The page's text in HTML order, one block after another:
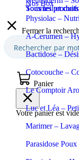
Sommeil et
Tous les
Tous les
Physiolac –
A-Cerumen –
Bactidose –
Cotocouche –
Le Comptoir
Luc et Léa –
Marimer –
Parasidose
Nos Box
Fermer la
Panier
Votre panier est